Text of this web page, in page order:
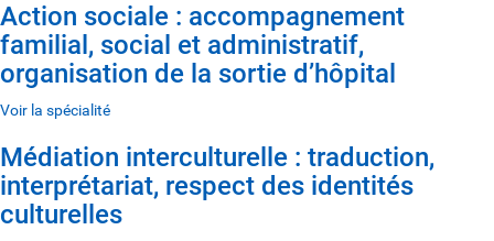
Action sociale : accompagnement
familial, social et administratif,
organisation de la sortie d’hôpital
Voir la spécialité
Médiation interculturelle : traduction,
interprétariat, respect des identités
culturelles